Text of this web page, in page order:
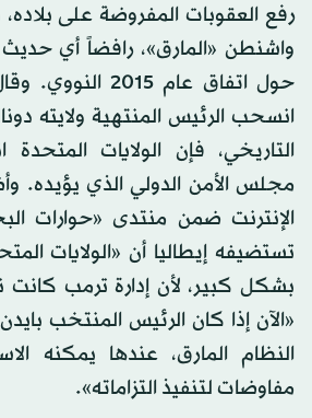
رفع العقوبات المفروضة على
واشنطن «المارق»، رافضاً أي
حول اتفاق عام
انسحب الرئيس المنتهية ولايته
التاريخي، فإن الولايات
مجلس الأمن الدولي الذي يؤيده.
الإنترنت ضمن منتدى «حوارات
تستضيفه إيطاليا أن «الولايات
بشكل كبير، لأن إدارة ترمب كانت
«الآن إذا كان الرئيس المنتخب بايدن
النظام المارق، عندها يمكنه
مفاوضات لتنفيذ التزاماته».